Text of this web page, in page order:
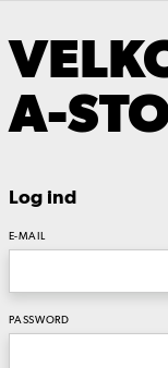
A-
Log ind
E-MAIL
PASSWORD